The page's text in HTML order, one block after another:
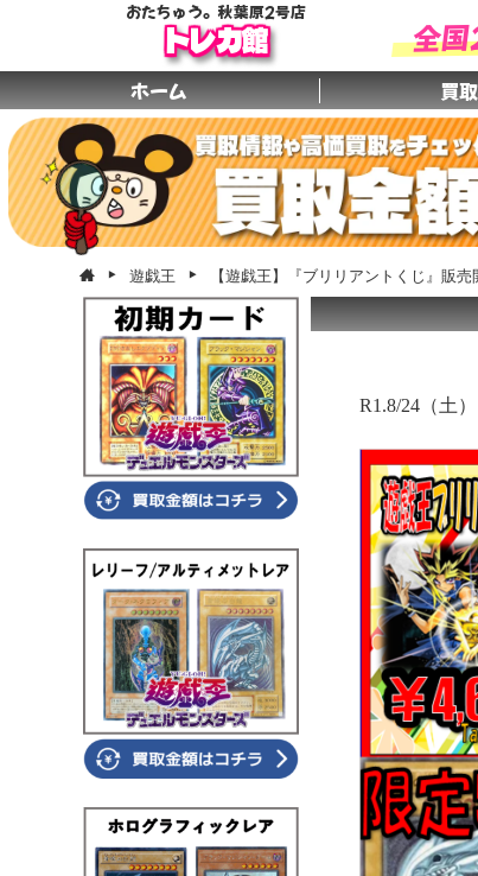
おたちゅう。秋葉原2号店
トレカ館 全
ホーム 買
遊戯王 【遊戯王】『ブリリアントくじ』販売
R1.8/24（土